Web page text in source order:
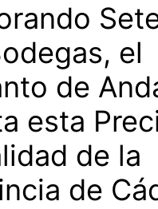
el
de
esta
de la
de